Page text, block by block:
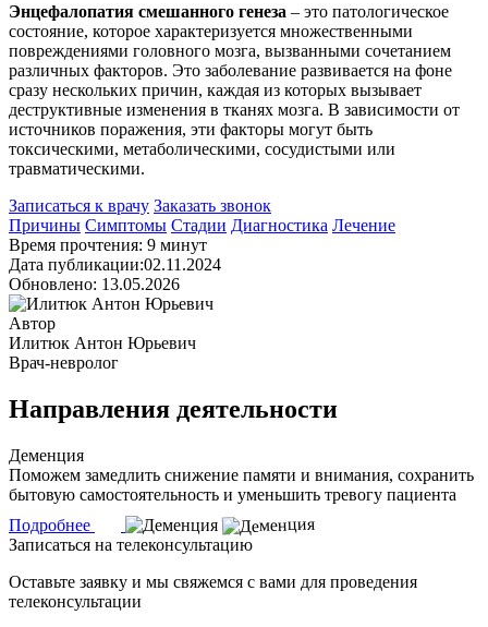
Энцефалопатия смешанного генеза – это патологическое
состояние, которое характеризуется множественными
повреждениями головного мозга, вызванными сочетанием
различных факторов. Это заболевание развивается на фоне
сразу нескольких причин, каждая из которых вызывает
деструктивные изменения в тканях мозга. В зависимости от
источников поражения, эти факторы могут быть
токсическими, метаболическими, сосудистыми или
травматическими.
Записаться к врачу Заказать звонок
Причины Симптомы Стадии Диагностика Лечение
Время прочтения: 9 минут
Дата публикации:02.11.2024
Обновлено: 13.05.2026
Автор
Илитюк Антон Юрьевич
Врач-невролог
Направления деятельности
Деменция
Поможем замедлить снижение памяти и внимания, сохранить
бытовую самостоятельность и уменьшить тревогу пациента
Подробнее
Записаться на телеконсультацию
Оставьте заявку и мы свяжемся с вами для проведения
телеконсультации